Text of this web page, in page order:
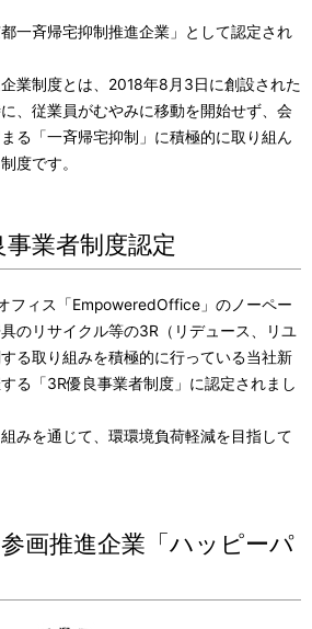
一斉帰宅抑制推進企業」として認定され
業制度とは、2018年8月3日に創設された
、従業員がむやみに移動を開始せず、会
る「一斉帰宅抑制」に積極的に取り組ん
度です。
業者制度認定
フィス「EmpoweredOffice」のノーペー
のリサイクル等の3R（リデュース、リユ
る取り組みを積極的に⾏っている当社新
る「3R優良事業者制度」に認定されまし
みを通じて、環環境負荷軽減を目指して
画推進企業「ハッピーパ